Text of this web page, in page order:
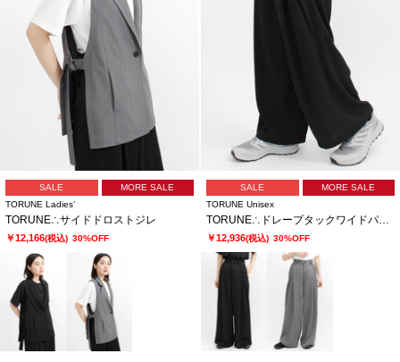
SALE
MORE SALE
TORUNE Ladies’
TORUNE∴サイドドロストジレ
￥12,166(税込) 30%OFF
SALE
MORE SALE
TORUNE Unisex
TORUNE∴ドレープタックワイドパンツ
￥12,936(税込) 30%OFF